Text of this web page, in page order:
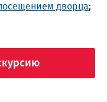
дворца;